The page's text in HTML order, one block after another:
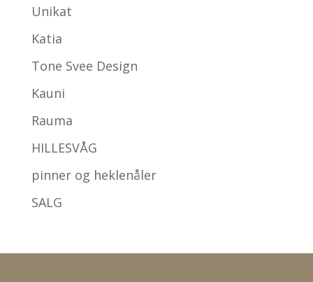
Unikat
Katia
Tone Svee Design
Kauni
Rauma
HILLESVÅG
pinner og heklenåler
SALG